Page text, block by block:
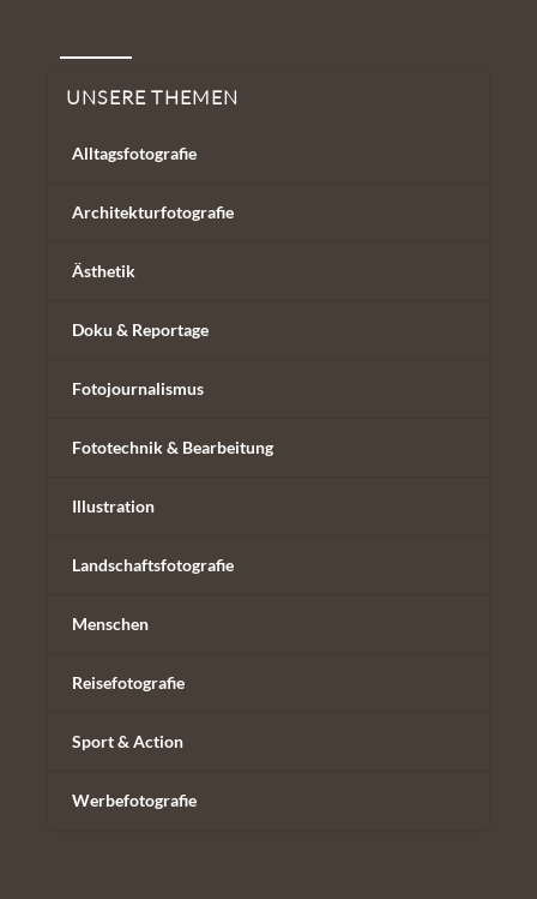
UNSERE THEMEN
Alltagsfotografie
Architekturfotografie
Ästhetik
Doku & Reportage
Fotojournalismus
Fototechnik & Bearbeitung
Illustration
Landschaftsfotografie
Menschen
Reisefotografie
Sport & Action
Werbefotografie